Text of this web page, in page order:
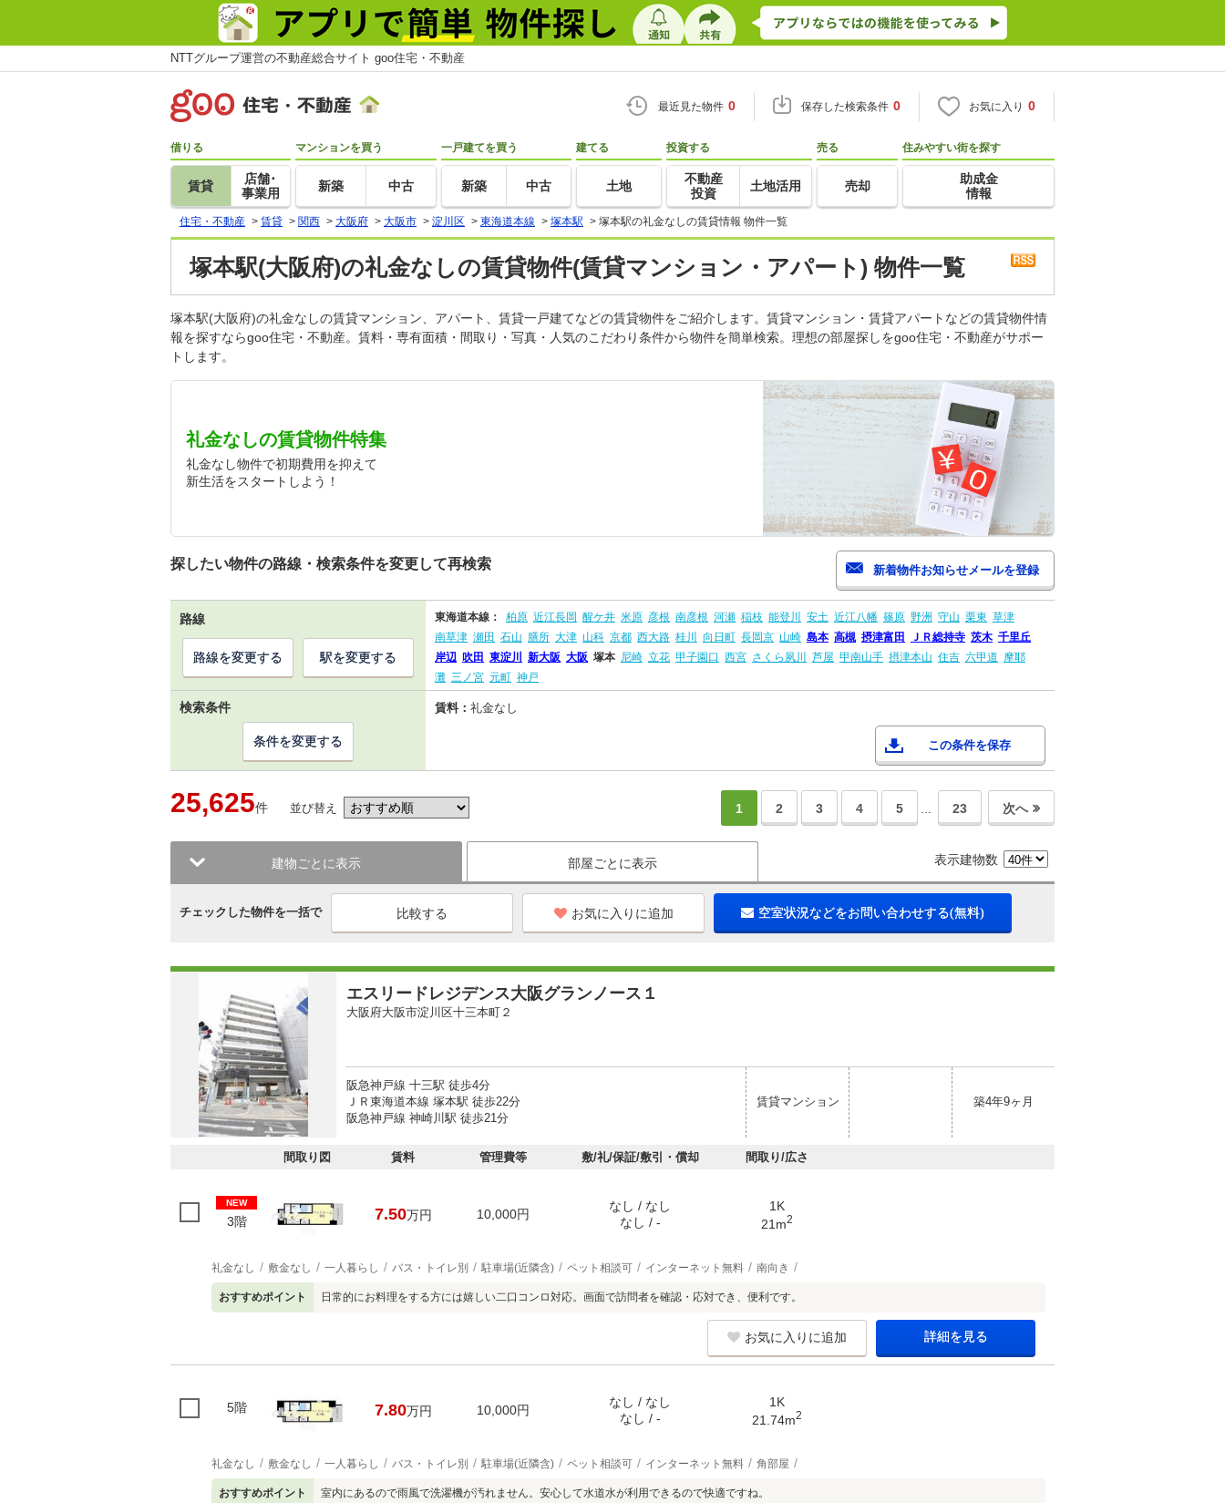
NTTグループ運営の不動産総合サイト goo住宅・不動産
最近見た物件 0 保存した検索条件 0 お気に入り 0
借りる
賃貸
店舗･
事業用
マンションを買う
新築 中古
一戸建てを買う
新築 中古
建てる
土地
投資する
不動産
投資
土地活用
売る
売却
住みやすい街を探す
助成金
情報
住宅・不動産 > 賃貸 > 関西 > 大阪府 > 大阪市 > 淀川区 > 東海道本線 > 塚本駅 > 塚本駅の礼金なしの賃貸情報 物件一覧
塚本駅(大阪府)の礼金なしの賃貸物件(賃貸マンション・アパート) 物件一覧
塚本駅(大阪府)の礼金なしの賃貸マンション、アパート、賃貸一戸建てなどの賃貸物件をご紹介します。賃貸マンション・賃貸アパートなどの賃貸物件情
報を探すならgoo住宅・不動産。賃料・専有面積・間取り・写真・人気のこだわり条件から物件を簡単検索。理想の部屋探しをgoo住宅・不動産がサポー
トします。
礼金なしの賃貸物件特集
礼金なし物件で初期費用を抑えて
新生活をスタートしよう！
探したい物件の路線・検索条件を変更して再検索
路線 東海道本線： 柏原 近江長岡 醒ケ井 米原 彦根 南彦根 河瀬 稲枝 能登川 安土 近江八幡 篠原 野洲 守山 栗東 草津
南草津 瀬田 石山 膳所 大津 山科 京都 西大路 桂川 向日町 長岡京 山崎 島本 高槻 摂津富田 ＪＲ総持寺 茨木 千里丘
岸辺 吹田 東淀川 新大阪 大阪 塚本 尼崎 立花 甲子園口 西宮 さくら夙川 芦屋 甲南山手 摂津本山 住吉 六甲道 摩耶
灘 三ノ宮 元町 神戸
路線を変更する 駅を変更する
検索条件 賃料： 礼金なし
この条件を保存
条件を変更する
25,625件 並び替え 1 2 3 4 5 … 23 次へ
建物ごとに表示 部屋ごとに表示 表示建物数
チェックした物件を一括で お気に入りに追加 空室状況などをお問い合わせする(無料)
エスリードレジデンス大阪グランノース１
大阪府大阪市淀川区十三本町２
阪急神戸線 十三駅 徒歩4分
ＪＲ東海道本線 塚本駅 徒歩22分
阪急神戸線 神崎川駅 徒歩21分
賃貸マンション 築4年9ヶ月
間取り図 賃料 管理費等 敷/礼/保証/敷引・償却 間取り/広さ
NEW
3階 7.50万円 10,000円
なし / なし
なし / -
1K
21m2
礼金なし 敷金なし 一人暮らし バス・トイレ別 駐車場(近隣含) ペット相談可 インターネット無料 南向き
おすすめポイント 日常的にお料理をする方には嬉しい二口コンロ対応。画面で訪問者を確認・応対でき、便利です。
お気に入りに追加 詳細を見る
5階 7.80万円 10,000円
なし / なし
なし / -
1K
21.74m2
礼金なし 敷金なし 一人暮らし バス・トイレ別 駐車場(近隣含) ペット相談可 インターネット無料 角部屋
おすすめポイント 室内にあるので雨風で洗濯機が汚れません。安心して水道水が利用できるので快適ですね。